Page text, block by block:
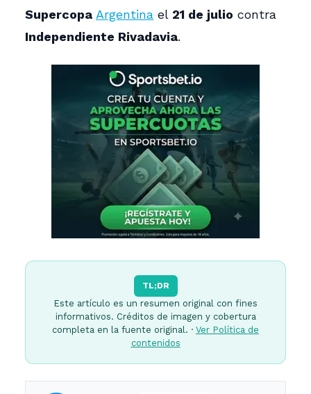
Supercopa Argentina el 21 de julio contra
Independiente Rivadavia.
TL;DR
Este artículo es un resumen original con fines
informativos. Créditos de imagen y cobertura
completa en la fuente original. · Ver Política de
contenidos